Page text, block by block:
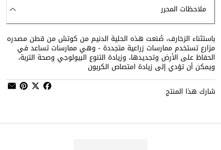
ملاحظات المحرر
باستثناء الزخارف، صُنعت هذه الحلية الدنيم من كوتش من قطن مصدره
مزارع تستخدم ممارسات زراعية متجددة - وهي ممارسات تساعد في
الحفاظ على الأرض وتجديدها، وزيادة التنوع البيولوجي وصحة التربة،
ويمكن أن تؤدي إلى زيادة امتصاص الكربون
شارك هذا المنتج